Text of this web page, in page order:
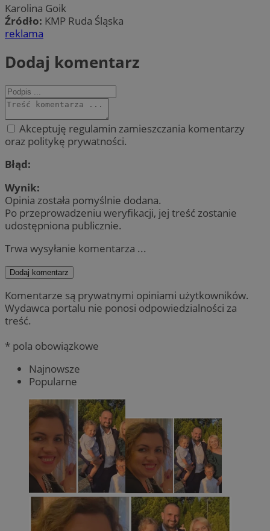
Karolina Goik
Źródło: KMP Ruda Śląska
reklama
Dodaj komentarz
Akceptuję regulamin zamieszczania komentarzy
oraz politykę prywatności.
Błąd:
Wynik:
Opinia została pomyślnie dodana.
Po przeprowadzeniu weryfikacji, jej treść zostanie
udostępniona publicznie.
Trwa wysyłanie komentarza ...
Dodaj komentarz
Komentarze są prywatnymi opiniami użytkowników.
Wydawca portalu nie ponosi odpowiedzialności za
treść.
* pola obowiązkowe
Najnowsze
Popularne